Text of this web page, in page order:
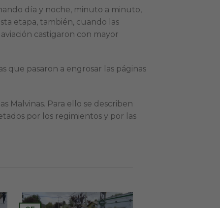
día y noche, minuto a minuto,
etapa, también, cuando las
castigaron con mayor
que pasaron a engrosar las páginas
Malvinas. Para ello se describen
por los regimientos y por las